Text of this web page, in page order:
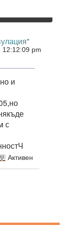
12:12:09 pm
и
с
Активен